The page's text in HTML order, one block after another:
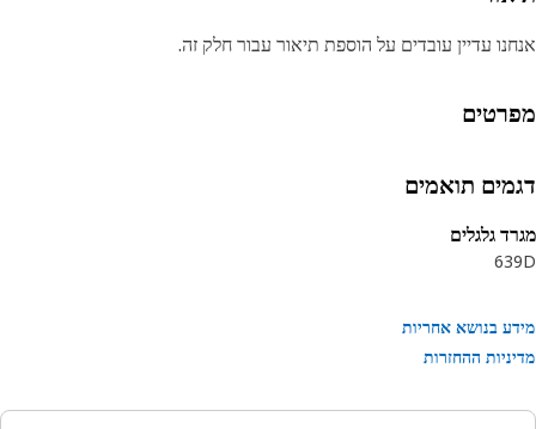
עדיין עובדים על הוספת תיאור עבור חלק זה.
תואמים
גלגלים
בנושא אחריות
ההחזרות